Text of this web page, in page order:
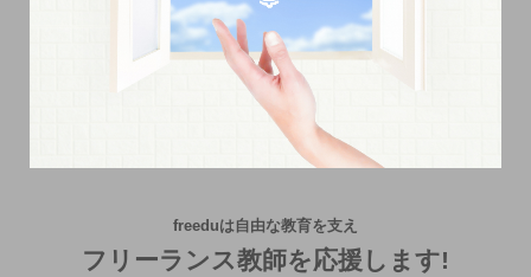
freeduは自由な教育を支え
フリーランス教師を応援します!